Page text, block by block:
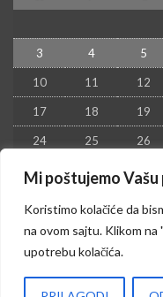
Mi poštujemo
Koristimo kolačiće da
na ovom sajtu. Klikom
upotrebu kolačića.
3 4 5
10 11 12
17 18 19
24 25 26
31